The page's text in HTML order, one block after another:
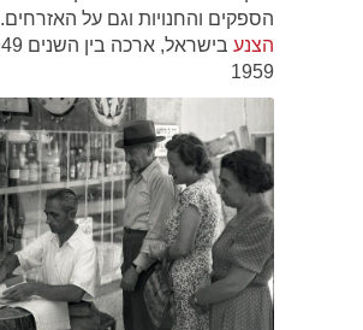
הספקים והחנויות וגם על האזרחים.
הצנע
1959